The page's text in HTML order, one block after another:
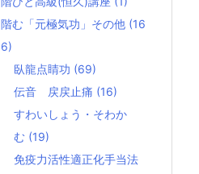
階む「元極気功」その他 (16
6)
臥龍点睛功 (69)
伝音 戻戻止痛 (16)
すわいしょう・そわか
む (19)
免疫力活性適正化手当法